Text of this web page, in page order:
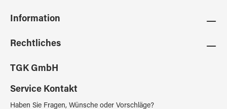
Information
Rechtliches
TGK GmbH
Service Kontakt
Haben Sie Fragen, Wünsche oder Vorschläge?